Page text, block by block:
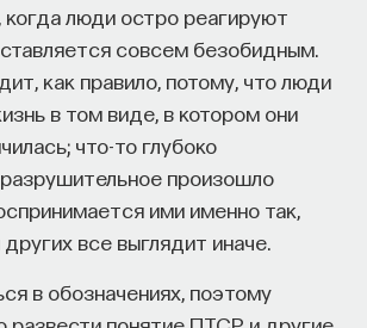
когда люди остро реагируют
совсем безобидным.
как правило, потому, что люди
в том виде, в котором они
что-то глубоко
произошло
ими именно так,
все выглядит иначе.
в обозначениях, поэтому